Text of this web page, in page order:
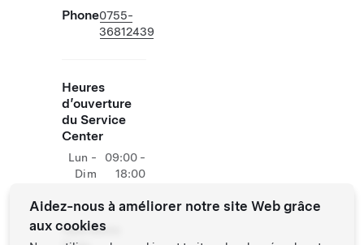
Phone0755-
36812439
Heures
d’ouverture
du Service
Center
Lun -
Dim
09:00 -
18:00
Opérations
Aidez-nous à améliorer notre site Web grâce
aux cookies